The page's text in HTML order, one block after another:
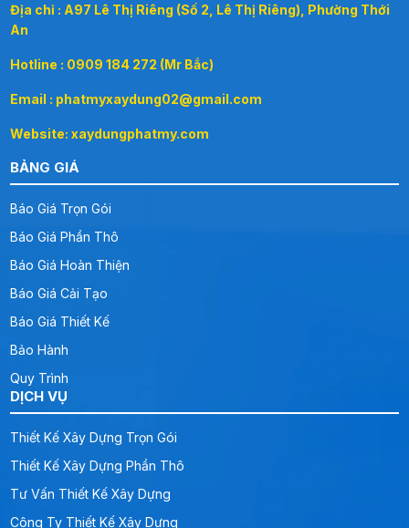
Địa chỉ : A97 Lê Thị Riêng (Số 2, Lê Thị Riêng), Phường Thới
An
Hotline : 0909 184 272 (Mr Bắc)
Email : phatmyxaydung02@gmail.com
Website: xaydungphatmy.com
BẢNG GIÁ
Báo Giá Trọn Gói
Báo Giá Phần Thô
Báo Giá Hoàn Thiện
Báo Giá Cải Tạo
Báo Giá Thiết Kế
Bảo Hành
Quy Trình
DỊCH VỤ
Thiết Kế Xây Dựng Trọn Gói
Thiết Kế Xây Dựng Phần Thô
Tư Vấn Thiết Kế Xây Dựng
Công Ty Thiết Kế Xây Dựng